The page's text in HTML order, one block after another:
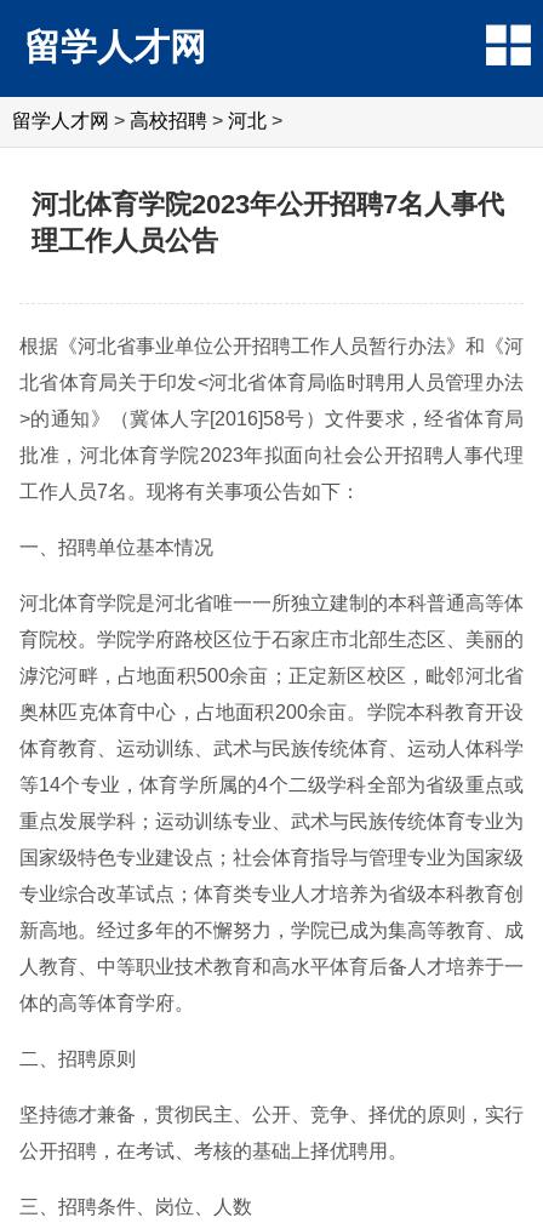
留学人才网
留学人才网 > 高校招聘 > 河北 >
河北体育学院2023年公开招聘7名人事代
理工作人员公告
根据《河北省事业单位公开招聘工作人员暂行办法》和《河
北省体育局关于印发<河北省体育局临时聘用人员管理办法
>的通知》（冀体人字[2016]58号）文件要求，经省体育局
批准，河北体育学院2023年拟面向社会公开招聘人事代理
工作人员7名。现将有关事项公告如下：
一、招聘单位基本情况
河北体育学院是河北省唯一一所独立建制的本科普通高等体
育院校。学院学府路校区位于石家庄市北部生态区、美丽的
滹沱河畔，占地面积500余亩；正定新区校区，毗邻河北省
奥林匹克体育中心，占地面积200余亩。学院本科教育开设
体育教育、运动训练、武术与民族传统体育、运动人体科学
等14个专业，体育学所属的4个二级学科全部为省级重点或
重点发展学科；运动训练专业、武术与民族传统体育专业为
国家级特色专业建设点；社会体育指导与管理专业为国家级
专业综合改革试点；体育类专业人才培养为省级本科教育创
新高地。经过多年的不懈努力，学院已成为集高等教育、成
人教育、中等职业技术教育和高水平体育后备人才培养于一
体的高等体育学府。
二、招聘原则
坚持德才兼备，贯彻民主、公开、竞争、择优的原则，实行
公开招聘，在考试、考核的基础上择优聘用。
三、招聘条件、岗位、人数